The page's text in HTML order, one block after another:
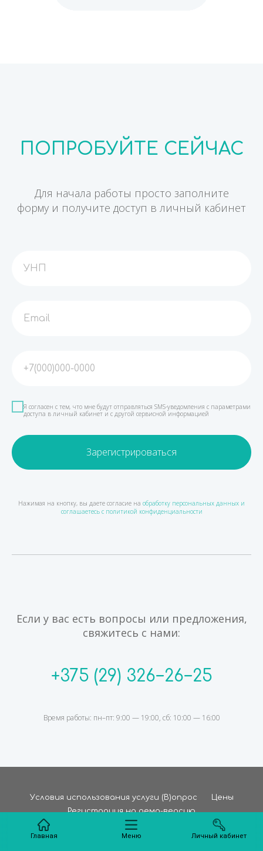
Главная Меню Личный кабинет
ПОПРОБУЙТЕ СЕЙЧАС
Для начала работы просто заполните
форму и получите доступ в личный кабинет
УНП
Email
+7(000)000-0000
Я согласен с тем, что мне будут отправляться SMS-уведомления с параметрами
доступа в личный кабинет и с другой сервисной информацией
Зарегистрироваться
Нажимая на кнопку, вы даете согласие на обработку персональных данных и
соглашаетесь с политикой конфиденциальности
Если у вас есть вопросы или предложения,
свяжитесь с нами:
+375 (29) 326−26−25
Время работы: пн–пт: 9:00 — 19:00, сб: 10:00 — 16:00
Условия использования услуги (В)опрос
Цены
Регистрация на демо-версию
© (В)опрос, УНП 193731405